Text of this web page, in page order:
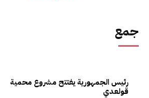
جمع
رئيس الجمهورية يفتتح مشروع محمية
قولعدي